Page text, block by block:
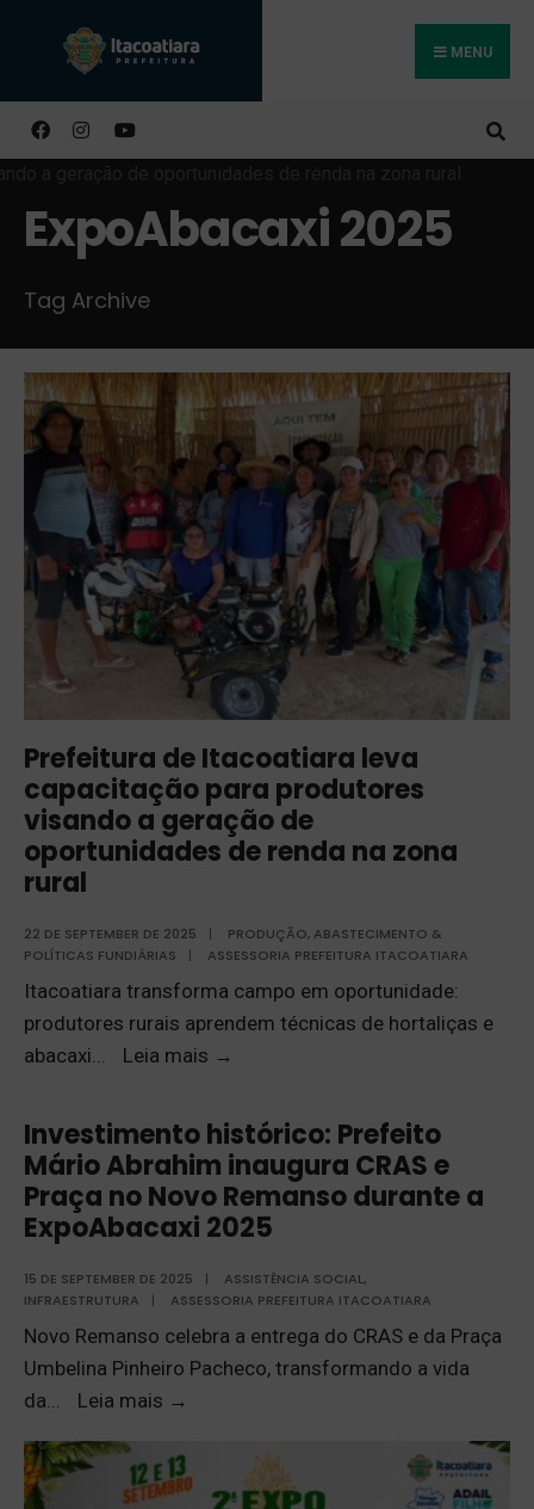
MENU
ExpoAbacaxi 2025
Tag Archive
Prefeitura de Itacoatiara leva
capacitação para produtores
visando a geração de
oportunidades de renda na zona
rural
22 DE SEPTEMBER DE 2025 |
PRODUÇÃO, ABASTECIMENTO &
POLÍTICAS FUNDIÁRIAS
| ASSESSORIA PREFEITURA ITACOATIARA
Itacoatiara transforma campo em oportunidade:
produtores rurais aprendem técnicas de hortaliças e
abacaxi... Leia mais →
Investimento histórico: Prefeito
Mário Abrahim inaugura CRAS e
Praça no Novo Remanso durante a
ExpoAbacaxi 2025
15 DE SEPTEMBER DE 2025 | ASSISTÊNCIA SOCIAL,
INFRAESTRUTURA
| ASSESSORIA PREFEITURA ITACOATIARA
Novo Remanso celebra a entrega do CRAS e da Praça
Umbelina Pinheiro Pacheco, transformando a vida
da... Leia mais →
Buscar